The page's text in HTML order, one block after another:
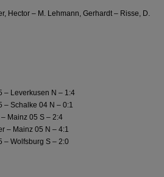
Hector – M. Lehmann, Gerhardt – Risse, D.
– Leverkusen N – 1:4
– Schalke 04 N – 0:1
Mainz 05 S – 2:4
– Mainz 05 N – 4:1
– Wolfsburg S – 2:0